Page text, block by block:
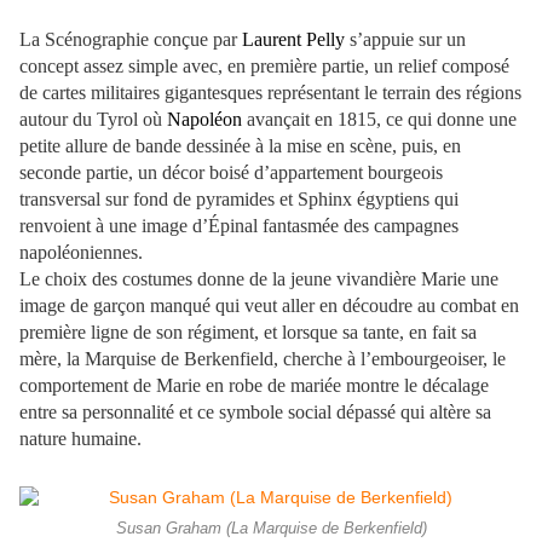
La Scénographie conçue parLaurent Pelly s’appuie sur un
concept assez simple avec, en première partie, un relief composé
de cartes militaires gigantesques représentant le terrain des régions
autour du Tyrol où Napoléon avançait en 1815, ce qui donne une
petite allure de bande dessinée à la mise en scène, puis, en
seconde partie, un décor boisé d’appartement bourgeois
transversal sur fond de pyramides et Sphinx égyptiens qui
renvoient à une image d’Épinal fantasmée des campagnes
napoléoniennes.
Le choix des costumes donne de la jeune vivandière Marie une
image de garçon manqué qui veut aller en découdre au combat en
première ligne de son régiment, et lorsque sa tante, en fait sa
mère, la Marquise de Berkenfield, cherche à l’embourgeoiser, le
comportement de Marie en robe de mariée montre le décalage
entre sa personnalité et ce symbole social dépassé qui altère sa
nature humaine.
Susan Graham (La Marquise de Berkenfield)